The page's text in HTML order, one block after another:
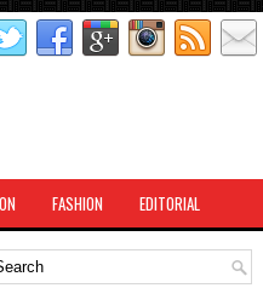
FASHION EDITORIAL